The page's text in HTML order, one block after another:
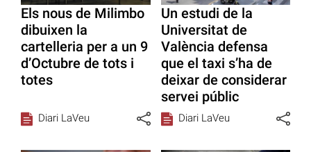
Els nous de Milimbo
dibuixen la
cartelleria per a un 9
d’Octubre de tots i
totes
Diari LaVeu
Un estudi de la
Universitat de
València defensa
que el taxi s’ha de
deixar de considerar
servei públic
Diari LaVeu